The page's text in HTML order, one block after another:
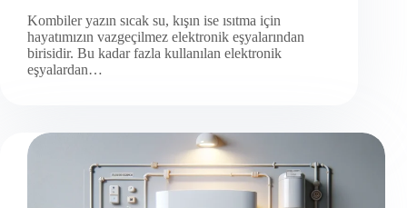
Kombiler yazın sıcak su, kışın ise ısıtma için
hayatımızın vazgeçilmez elektronik eşyalarından
birisidir. Bu kadar fazla kullanılan elektronik
eşyalardan…